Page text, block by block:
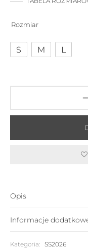
Rozmiar
S M L
Opis
Informacje
Kategoria: SS2026